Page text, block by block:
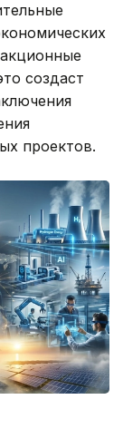
создаст
проектов.